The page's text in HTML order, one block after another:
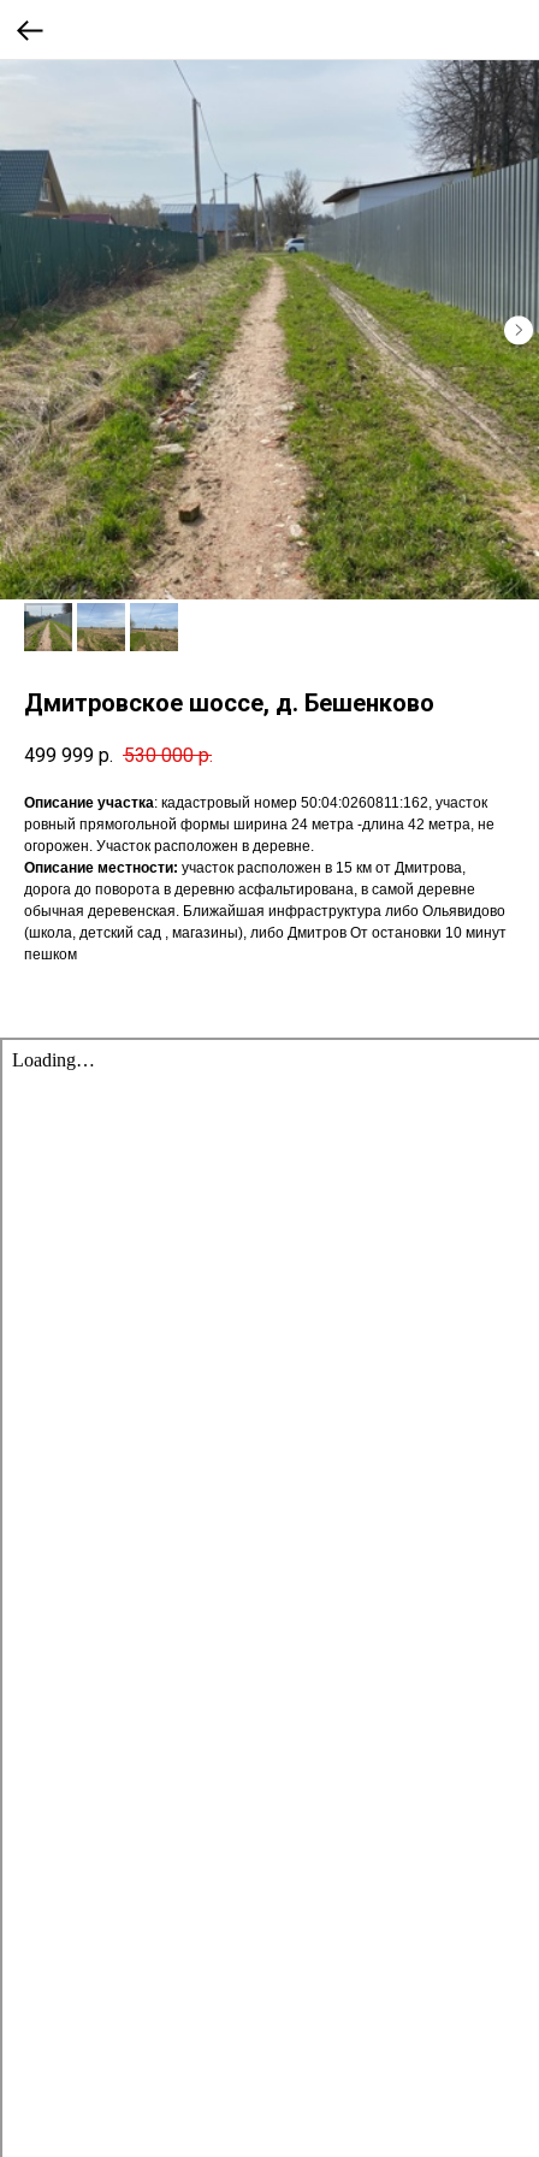
Дмитровское шоссе, д. Бешенково
499 999 р. 530 000 р.
Описание участка: кадастровый номер 50:04:0260811:162, участок
ровный прямогольной формы ширина 24 метра -длина 42 метра, не
огорожен. Участок расположен в деревне.
Описание местности: участок расположен в 15 км от Дмитрова,
дорога до поворота в деревню асфальтирована, в самой деревне
обычная деревенская. Ближайшая инфраструктура либо Ольявидово
(школа, детский сад , магазины), либо Дмитров От остановки 10 минут
пешком